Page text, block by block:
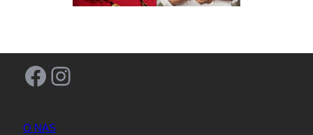
Facebook Instagram
O NAS